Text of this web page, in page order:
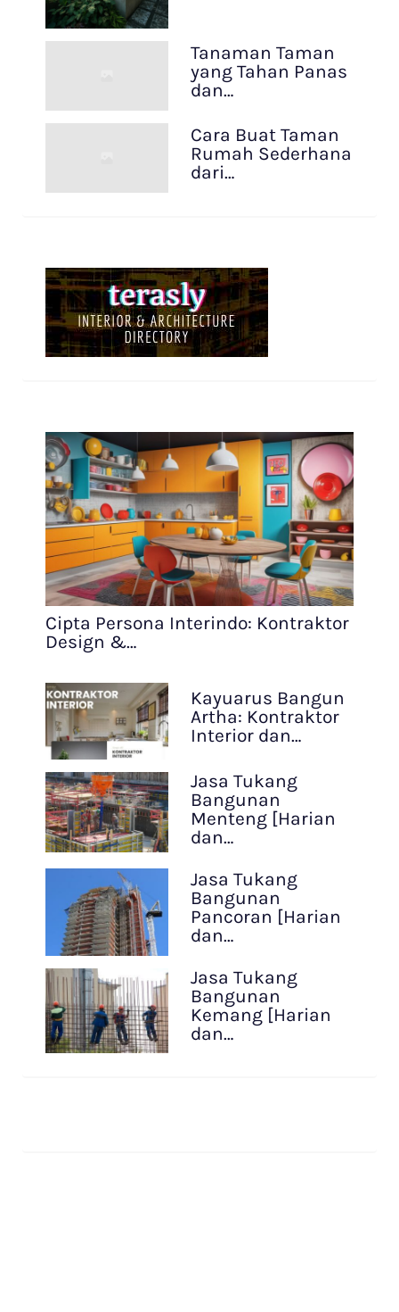
Tanaman Taman
yang Tahan Panas
dan…
Cara Buat Taman
Rumah Sederhana
dari…
Cipta Persona Interindo: Kontraktor
Design &…
Kayuarus Bangun
Artha: Kontraktor
Interior dan…
Jasa Tukang
Bangunan
Menteng [Harian
dan…
Jasa Tukang
Bangunan
Pancoran [Harian
dan…
Jasa Tukang
Bangunan
Kemang [Harian
dan…